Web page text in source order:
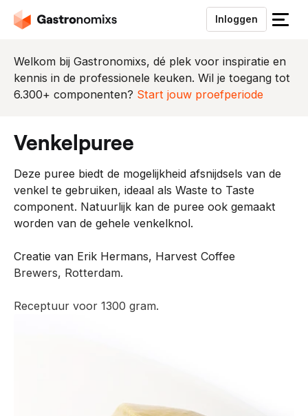
Inloggen
S
u
i
e
u
Welkom bij Gastronomixs, dé plek voor inspiratie en
kennis in de professionele keuken. Wil je toegang tot
6.300+ componenten? Start jouw proefperiode
venkelpuree
Deze puree biedt de mogelijkheid afsnijdsels van de
venkel te gebruiken, ideaal als Waste to Taste
component. Natuurlijk kan de puree ook gemaakt
worden van de gehele venkelknol.
Creatie van Erik Hermans, Harvest Coffee
Brewers, Rotterdam.
Receptuur voor 1300 gram.